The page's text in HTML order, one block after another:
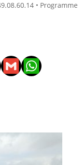
• Programme
Gmail